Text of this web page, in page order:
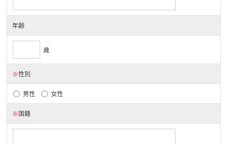
年齢
歳
※性別
男性 女性
※国籍